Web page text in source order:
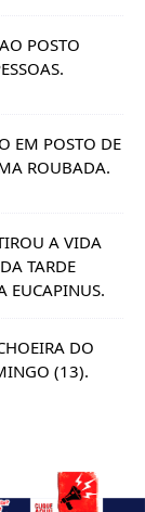
POSTO
EM POSTO DE
ROUBADA.
A VIDA
TARDE
EUCAPINUS.
DO
(13).